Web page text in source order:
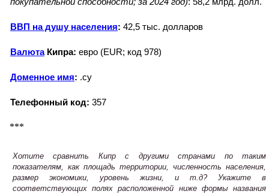
покупательной способности; за 2024 год): 58,2 млрд. долл.
ВВП на душу населения: 42,5 тыс. долларов
ВалютаКипра: евро (EUR; код 978)
Доменное имя: .cy
Телефонный код: 357
***
Хотите сравнить Кипр с другими странами по таким
показателям, как площадь территории, численность населения,
размер экономики, уровень жизни, и т.д? Укажите в
соответствующих полях расположенной ниже формы названия